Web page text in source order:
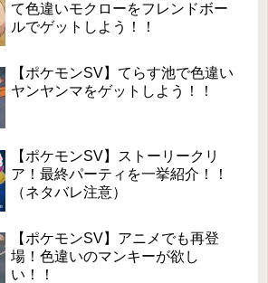
て色違いモクローをフレンドボー
ルでゲットしよう！！
【ポケモンSV】てらす池で色違い
ヤンヤンマをゲットしよう！！
【ポケモンSV】ストーリークリ
ア！最終パーティを一挙紹介！！
（ネタバレ注意）
【ポケモンSV】アニメでも再登
場！色違いのマンキーが欲し
い！！